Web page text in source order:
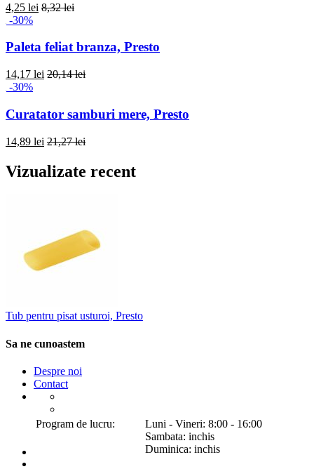
4,25 lei 8,32 lei
-30%
Paleta feliat branza, Presto
14,17 lei 20,14 lei
-30%
Curatator samburi mere, Presto
14,89 lei 21,27 lei
Vizualizate recent
Tub pentru pisat usturoi, Presto
Sa ne cunoastem
Despre noi
Contact
Program de lucru:
Luni - Vineri: 8:00 - 16:00
Sambata: inchis
Duminica: inchis